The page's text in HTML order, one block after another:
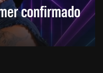
confirmado